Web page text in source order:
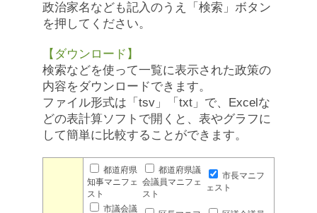
政治家名なども記入のうえ「検索」ボタン
を押してください。
【ダウンロード】
検索などを使って一覧に表示された政策の
内容をダウンロードできます。
ファイル形式は「tsv」「txt」で、Excelな
どの表計算ソフトで開くと、表やグラフに
して簡単に比較することができます。
都道府県
知事マニフェ
スト
都道府県議
会議員マニフェ
スト
市長マニフ
ェスト
市議会議